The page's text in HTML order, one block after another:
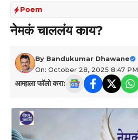
Poem
नेमकं चाललंय काय?
By Bandukumar Dhawane
On: October 28, 2025 8:47 PM
आम्हाला फॉलो करा: